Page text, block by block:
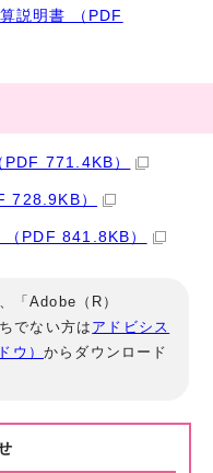
説明書 （PDF
771.4KB）
728.9KB）
PDF 841.8KB）
「Adobe（R）
でない方は アドビシス
ウ）からダウンロード